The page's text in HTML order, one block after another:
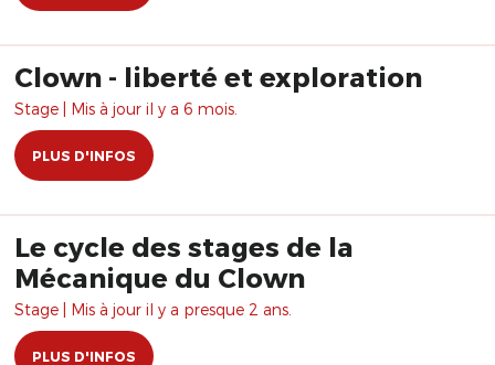
Clown - liberté et exploration
Stage | Mis à jour il y a 6 mois.
PLUS D'INFOS
Le cycle des stages de la
Mécanique du Clown
Stage | Mis à jour il y a presque 2 ans.
PLUS D'INFOS